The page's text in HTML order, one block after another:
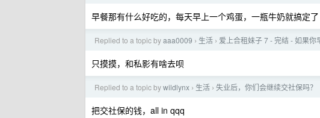
早餐那有什么好吃的，每天早上一个鸡蛋，一瓶牛奶就搞定
Replied to a topic byaaa0009 › 生活 › 爱上合租妹子 7 - 完结 - 如果
只摸摸，和私影有啥去呗
Replied to a topic bywildlynx › 生活 › 失业后，你们会继续交社保吗？
把交社保的钱，all in qqq